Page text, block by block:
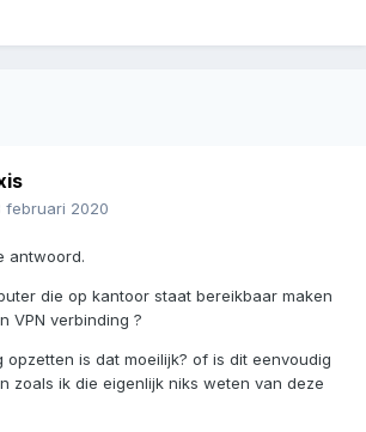
februari 2020
antwoord.
die op kantoor staat bereikbaar maken
VPN verbinding ?
opzetten is dat moeilijk? of is dit eenvoudig
zoals ik die eigenlijk niks weten van deze